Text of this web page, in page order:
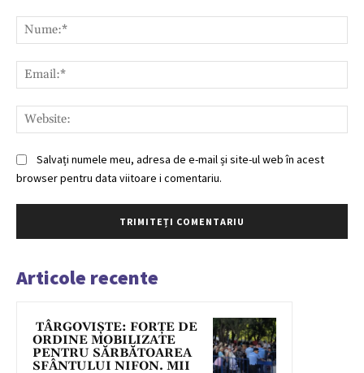
Salvați numele meu, adresa de e-mail și site-ul web în acest
browser pentru data viitoare i comentariu.
Articole recente
TÂRGOVIȘTE: FORȚE DE
ORDINE MOBILIZATE
PENTRU SĂRBĂTOAREA
SFÂNTULUI NIFON. MII